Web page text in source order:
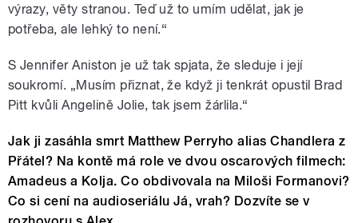
výrazy, věty stranou. Teď už to umím udělat, jak je
potřeba, ale lehký to není.“
S Jennifer Aniston je už tak spjata, že sleduje i její
soukromí. „Musím přiznat, že když ji tenkrát opustil Brad
Pitt kvůli Angelině Jolie, tak jsem žárlila.“
Jak ji zasáhla smrt Matthew Perryho alias Chandlera z
Přátel? Na kontě má role ve dvou oscarových filmech:
Amadeus a Kolja. Co obdivovala na Miloši Formanovi?
Co si cení na audioseriálu Já, vrah? Dozvíte se v